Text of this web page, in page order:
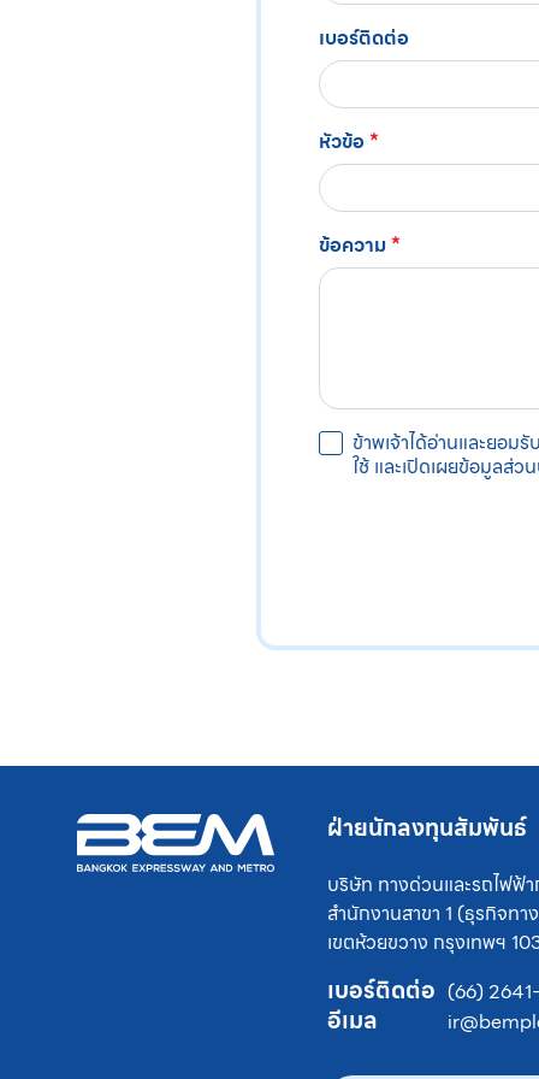
เบอร์ติดต่อ
หัวข้อ *
ข้อความ*
ข้าพเจ้าได้อ่านและยอมรั
ใช้ และเปิดเผยข้อมูลส่
ฝ่ายนักลงทุนสัมพันธ์
บริษัท ทางด่วนและรถไฟฟ้
สำนักงานสาขา 1 (ธุรกิจท
เขตห้วยขวาง กรุงเทพฯ
เบอร์ติดต่อ (66)
อีเมล